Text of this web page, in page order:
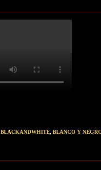
BLACKANDWHITE, BLANCO Y